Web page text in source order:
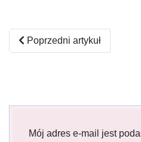
Poprzedni artykuł:
Poprzedni artykuł
Mój adres e-mail jest